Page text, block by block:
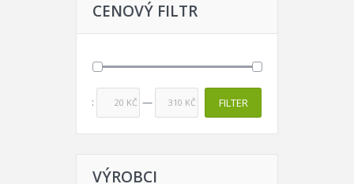
CENOVÝ FILTR
FILTER
Price: 20 KČ — 310 KČ
VÝROBCI